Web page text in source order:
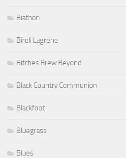
Biathon
Bireli Lagrene
Bitches Brew Beyond
Black Country Communion
Blackfoot
Bluegrass
Blues